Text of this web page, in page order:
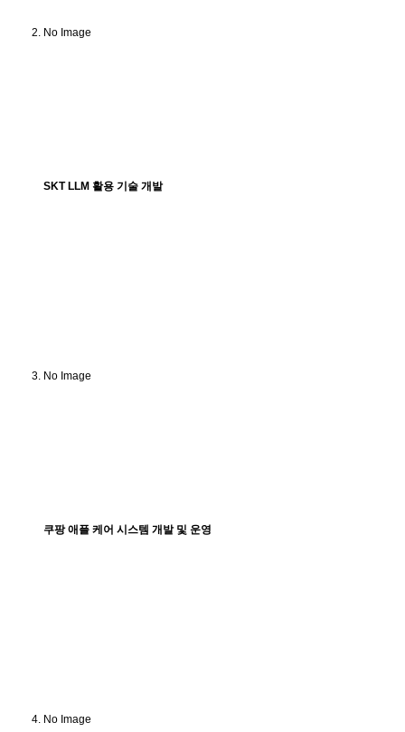
No Image
SKT LLM 활용 기술 개발
No Image
쿠팡 애플 케어 시스템 개발 및 운영
No Image